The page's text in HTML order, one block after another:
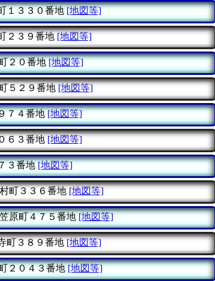
１３３０番地 [地図等]
２３９番地 [地図等]
２０番地 [地図等]
５２９番地 [地図等]
７４番地 [地図等]
６３番地 [地図等]
３番地 [地図等]
町３３６番地 [地図等]
原町４７５番地 [地図等]
町３８９番地 [地図等]
２０４３番地 [地図等]